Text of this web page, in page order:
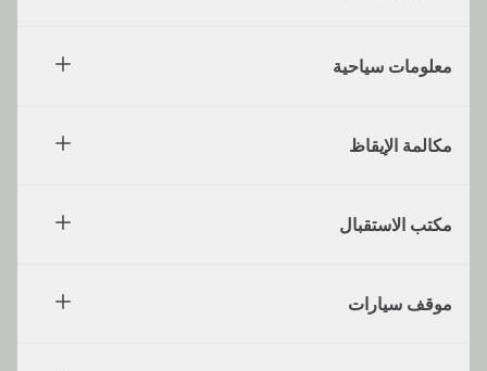
معلومات سياحية
مكالمة الإيقاظ
مكتب الاستقبال
موقف سيارات